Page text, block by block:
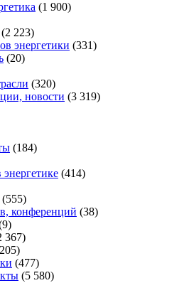
(1 900)
(2 223)
энергетики (331)
(20)
(320)
новости (3 319)
(184)
(414)
(555)
конференций (38)
367)
(477)
(5 580)